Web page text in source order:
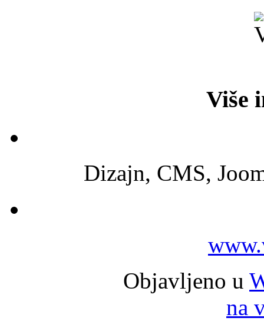
Više
Dizajn, CMS,
Objavljeno u
na